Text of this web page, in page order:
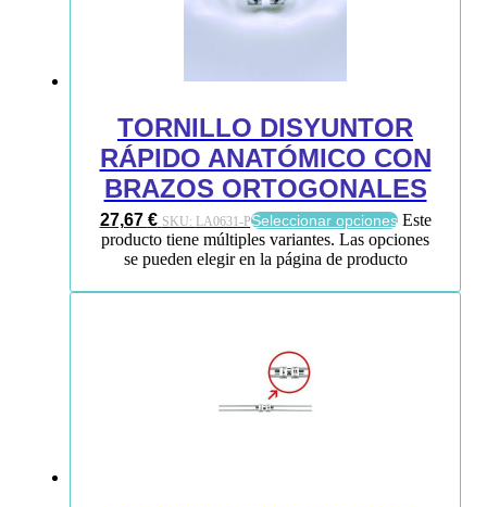
TORNILLO DISYUNTOR
RÁPIDO ANATÓMICO CON
BRAZOS ORTOGONALES
27,67 € SKU: LA0631-PSeleccionar opciones Este
producto tiene múltiples variantes. Las opciones
se pueden elegir en la página de producto